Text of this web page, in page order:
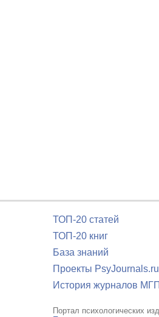
ТОП-20 статей
ТОП-20 книг
База знаний
Проекты PsyJournals.ru
История журналов
Портал психологических